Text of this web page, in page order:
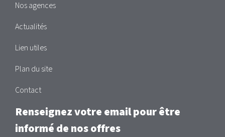
Nos agences
Actualités
Lien utiles
Plan du site
Contact
Renseignez votre email pour être
informé de nos offres